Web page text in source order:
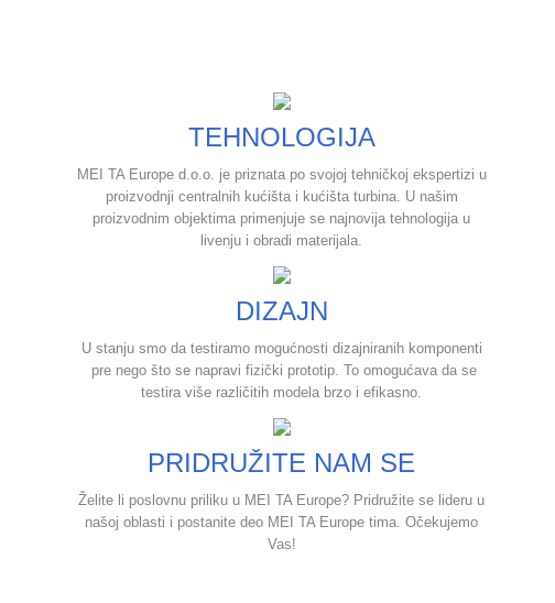
TEHNOLOGIJA
MEI TA Europe d.o.o. je priznata po svojoj tehničkoj ekspertizi u
proizvodnji centralnih kućišta i kućišta turbina. U našim
proizvodnim objektima primenjuje se najnovija tehnologija u
livenju i obradi materijala.
DIZAJN
U stanju smo da testiramo mogućnosti dizajniranih komponenti
pre nego što se napravi fizički prototip. To omogućava da se
testira više različitih modela brzo i efikasno.
PRIDRUŽITE NAM SE
Želite li poslovnu priliku u MEI TA Europe? Pridružite se lideru u
našoj oblasti i postanite deo MEI TA Europe tima. Očekujemo
Vas!